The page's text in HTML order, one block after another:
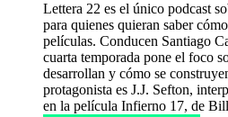
Lettera 22 es el único podcast
para quienes quieran saber
películas. Conducen Santiago
cuarta temporada pone el foco
desarrollan y cómo se
protagonista es J.J. Sefton,
en la película Infierno 17, de